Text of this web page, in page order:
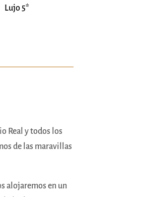
Lujo 5*
Real y todos los
de las maravillas
alojaremos en un